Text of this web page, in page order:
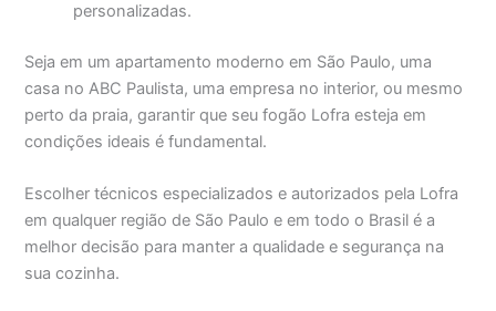
personalizadas.
Seja em um apartamento moderno em São Paulo, uma
casa no ABC Paulista, uma empresa no interior, ou mesmo
perto da praia, garantir que seu fogão Lofra esteja em
condições ideais é fundamental.
Escolher técnicos especializados e autorizados pela Lofra
em qualquer região de São Paulo e em todo o Brasil é a
melhor decisão para manter a qualidade e segurança na
sua cozinha.